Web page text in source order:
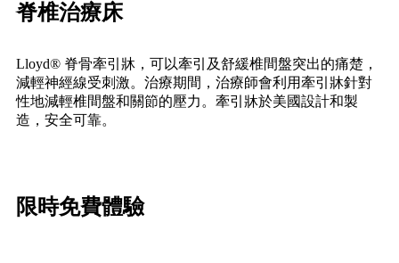
脊椎治療床
Lloyd® 脊骨牽引牀，可以牽引及舒緩椎間盤突出的痛楚，
減輕神經線受刺激。治療期間，治療師會利用牽引牀針對
性地減輕椎間盤和關節的壓力。牽引牀於美國設計和製
造，安全可靠。
限時免費體驗